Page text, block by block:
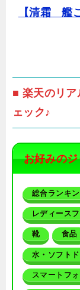
【清霜 艦
■ 楽天のリ
ェック♪
お好みの
総合ランキ
レディース
靴 食品
水・ソフト
スマートフ